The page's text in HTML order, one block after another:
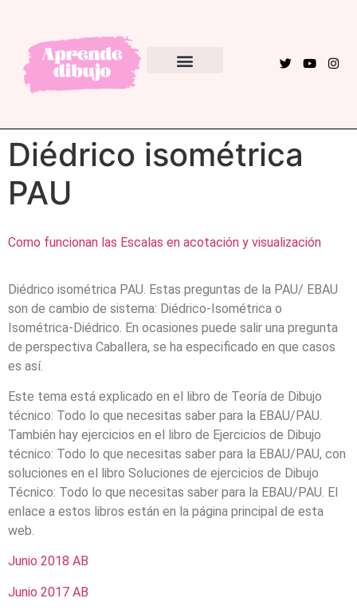
Diédrico isométrica
PAU
Como funcionan las Escalas en acotación y visualización
Diédrico isométrica PAU. Estas preguntas de la PAU/ EBAU
son de cambio de sistema: Diédrico-Isométrica o
Isométrica-Diédrico. En ocasiones puede salir una pregunta
de perspectiva Caballera, se ha especificado en que casos
es así.
Este tema está explicado en el libro de Teoría de Dibujo
técnico: Todo lo que necesitas saber para la EBAU/PAU.
También hay ejercicios en el libro de Ejercicios de Dibujo
técnico: Todo lo que necesitas saber para la EBAU/PAU, con
soluciones en el libro Soluciones de ejercicios de Dibujo
Técnico: Todo lo que necesitas saber para la EBAU/PAU. El
enlace a estos libros están en la página principal de esta
web.
Junio 2018 AB
Junio 2017 AB